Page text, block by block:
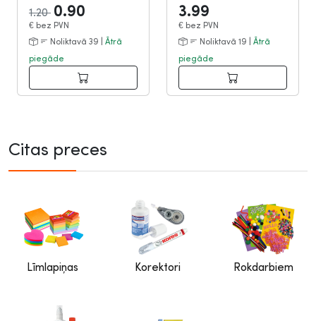
1.20 0.90
€ bez PVN
Noliktavā 39 | Ātrā
piegāde
3.99
€ bez PVN
Noliktavā 19 | Ātrā
piegāde
Citas preces
Līmlapiņas Korektori Rokdarbiem